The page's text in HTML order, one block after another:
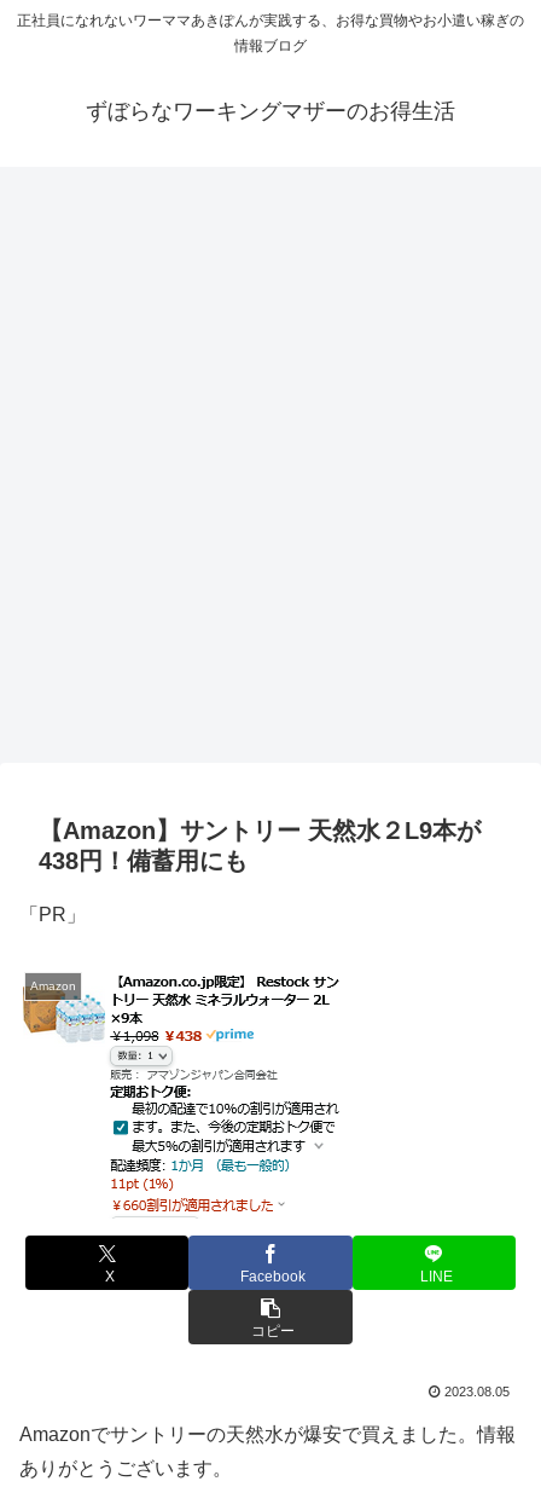
正社員になれないワーママあきぽんが実践する、お得な買物やお小遣い稼ぎの
情報ブログ
ずぼらなワーキングマザーのお得生活
【Amazon】サントリー 天然水２L9本が
438円！備蓄用にも
「PR」
Amazon
X Facebook LINE
コピー
2023.08.05
Amazonでサントリーの天然水が爆安で買えました。情報
ありがとうございます。